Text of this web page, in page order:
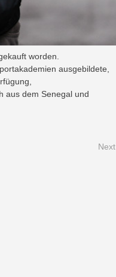
worden.
ausgebildete,
aus dem Senegal und
Next